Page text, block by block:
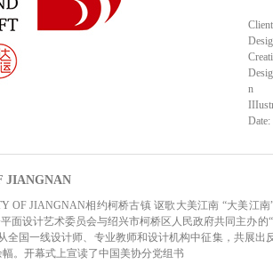
n
Date:
JIANGNAN
OF JIANGNAN相约柯桥古镇 讴歌大美江南 “大美江
面设计艺术委员会与绍兴市柯桥区人民政府共同主办的
全国一线设计师、专业教师和设计机构中征集，共展出
。开幕式上宣读了中国美协分党组书